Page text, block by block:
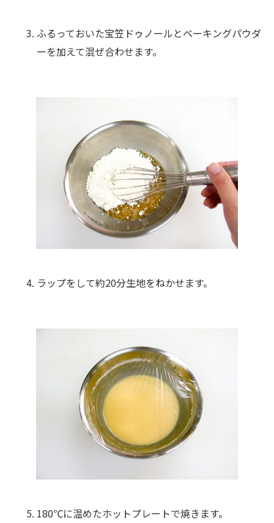
ふるっておいた宝笠ドゥノールとベーキングパウダ
ーを加えて混ぜ合わせます。
ラップをして約20分生地をねかせます。
180℃に温めたホットプレートで焼きます。